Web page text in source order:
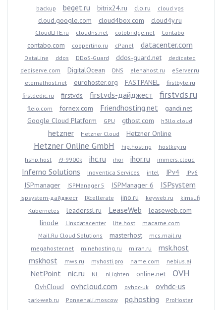
backup beget.ru bitrix24.ru clo.ru cloud vps
cloud.google.com cloud4box.com cloud4y.ru
CloudLITE.ru cloudns.net colobridge.net Contabo
contabo.com coopertino.ru cPanel datacenter.com
DataLine ddos DDoS-Guard ddos-guard.net
dedicated
dediserve.com
DigitalOcean DNS elenahost.ru
eServer.ru
eternalhost.net
eurohoster.org FASTPANEL
firstbyte.ru
firstdedic.ru
firstvds firstvds-дайджест firstvds.ru
fleio.com fornex.com Friendhosting.net
gandi.net
Google Cloud Platform
GPU gthost.com h3llo.cloud
hetzner Hetzner Cloud Hetzner Online
Hetzner Online GmbH hip.hosting
hostkey.ru
hshp.host
i9-9900k ihc.ru ihor ihor.ru immers.cloud
Inferno Solutions Inoventica Services intel IPv4 IPv6
ISPmanager ISPManager 5 ISPManager 6 ISPsystem
ispsystem-дайджест IXcellerate jino.ru keyweb.ru
kimsufi
Kubernetes
leaderssl.ru LeaseWeb
leaseweb.com
linode
Linxdatacenter lite.host
macarne.com
Mail.Ru Cloud Solutions
masterhost
mcs.mail.ru
megahoster.net
minehosting.ru miran.ru
msk.host
mskhost
mws.ru myhosti.pro name.com nebius.ai
NetPoint nic.ru NL nLighten online.net OVH
OvhCloud ovhcloud.com ovhdc-uk ovhdc-us
park-web.ru Ponaehali.moscow pq.hosting
ProHoster